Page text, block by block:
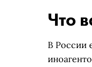
Что
В России